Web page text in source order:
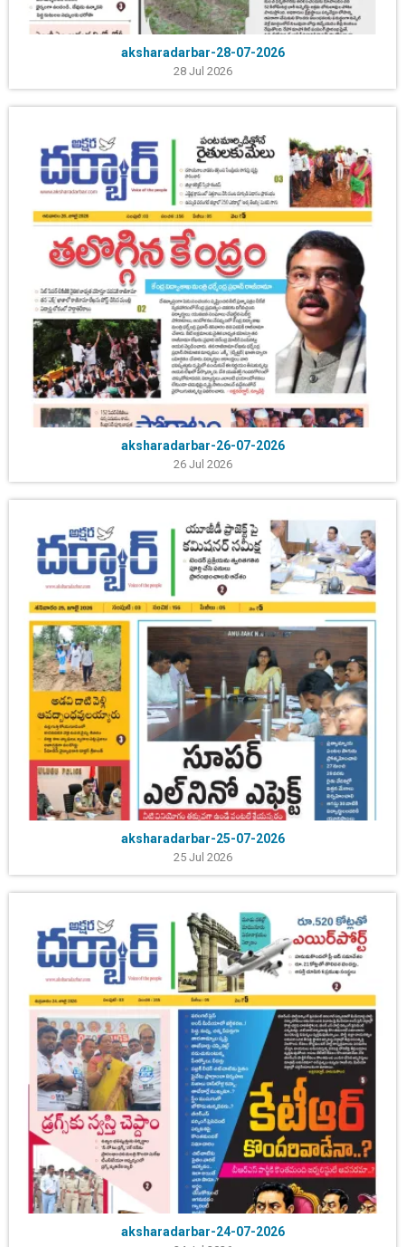
aksharadarbar-28-07-2026
28 Jul 2026
aksharadarbar-26-07-2026
26 Jul 2026
aksharadarbar-25-07-2026
25 Jul 2026
aksharadarbar-24-07-2026